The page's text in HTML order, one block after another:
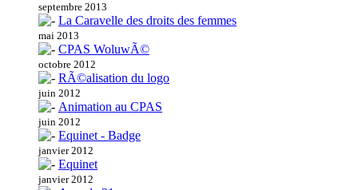
septembre 2013
La Caravelle des droits des femmes
mai 2013
CPAS WoluwÃ©
octobre 2012
RÃ©alisation du logo
juin 2012
Animation au CPAS
juin 2012
Equinet - Badge
janvier 2012
Equinet
janvier 2012